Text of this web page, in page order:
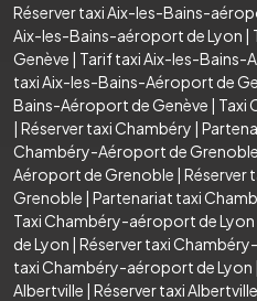
Réserver taxi Aix-les-Bains-
Aix-les-Bains-aéroport de Lyon |
Genève | Tarif taxi Aix-les-Bains-
taxi Aix-les-Bains-Aéroport de
Bains-Aéroport de Genève | Taxi
| Réserver taxi Chambéry |
Chambéry-Aéroport de Grenoble
Aéroport de Grenoble | Réserver
Grenoble | Partenariat taxi
Taxi Chambéry-aéroport de Lyon
de Lyon | Réserver taxi
taxi Chambéry-aéroport de Lyon |
Albertville | Réserver taxi Albertville